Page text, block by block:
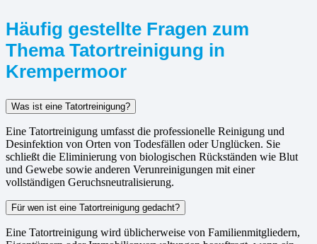
Häufig gestellte Fragen zum
Thema Tatortreinigung in
Krempermoor
Was ist eine Tatortreinigung?
Eine Tatortreinigung umfasst die professionelle Reinigung und
Desinfektion von Orten von Todesfällen oder Unglücken. Sie
schließt die Eliminierung von biologischen Rückständen wie Blut
und Gewebe sowie anderen Verunreinigungen mit einer
vollständigen Geruchsneutralisierung.
Für wen ist eine Tatortreinigung gedacht?
Eine Tatortreinigung wird üblicherweise von Familienmitgliedern,